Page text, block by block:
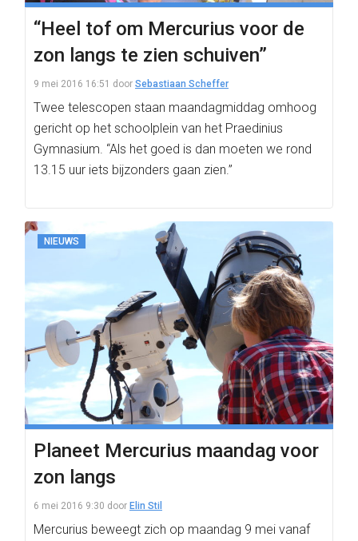
“Heel tof om Mercurius voor de
zon langs te zien schuiven”
9 mei 2016 16:51 door Sebastiaan Scheffer
Twee telescopen staan maandagmiddag omhoog
gericht op het schoolplein van het Praedinius
Gymnasium. “Als het goed is dan moeten we rond
13.15 uur iets bijzonders gaan zien.”
NIEUWS
Planeet Mercurius maandag voor
zon langs
6 mei 2016 9:30 door Elin Stil
Mercurius beweegt zich op maandag 9 mei vanaf